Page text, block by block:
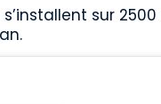
sur